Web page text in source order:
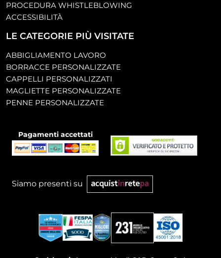
PROCEDURA WHISTLEBLOWING
ACCESSIBILITÀ
LE CATEGORIE PIÙ VISITATE
ABBIGLIAMENTO LAVORO
BORRACCE PERSONALIZZATE
CAPPELLI PERSONALIZZATI
MAGLIETTE PERSONALIZZATE
PENNE PERSONALIZZATE
Pagamenti accettati
Siamo presenti su